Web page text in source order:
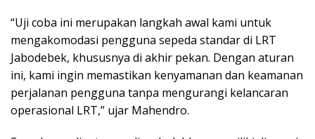
“Uji coba ini merupakan langkah awal kami untuk
mengakomodasi pengguna sepeda standar di LRT
Jabodebek, khususnya di akhir pekan. Dengan aturan
ini, kami ingin memastikan kenyamanan dan keamanan
perjalanan pengguna tanpa mengurangi kelancaran
operasional LRT,” ujar Mahendro.